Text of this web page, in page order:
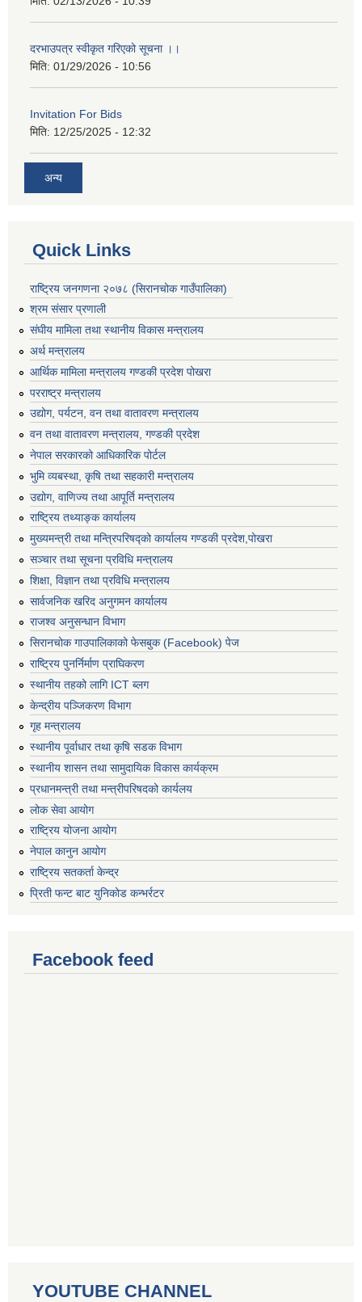
दरभाउपत्र स्वीकृत गरिएको सूचना ।।
मिति: 01/29/2026 - 10:56
Invitation For Bids
मिति: 12/25/2025 - 12:32
अन्य
Quick Links
राष्ट्रिय जनगणना २०७८ (सिरानचोक गाउँपालिका)
श्रम संसार प्रणाली
संघीय मामिला तथा स्थानीय विकास मन्त्रालय
अर्थ मन्त्रालय
आर्थिक मामिला मन्त्रालय गण्डकी प्रदेश पोखरा
परराष्ट्र मन्त्रालय
उद्योग, पर्यटन, वन तथा वातावरण मन्त्रालय
वन तथा वातावरण मन्त्रालय, गण्डकी प्रदेश
नेपाल सरकारको आधिकारिक पोर्टल
भुमि व्यबस्था, कृषि तथा सहकारी मन्त्रालय
उद्योग, वाणिज्य तथा आपूर्ति मन्त्रालय
राष्ट्रिय तथ्याङ्क कार्यालय
मुख्यमन्त्री तथा मन्त्रिपरिषद्को कार्यालय गण्डकी प्रदेश,पोखरा
सञ्‍चार तथा सूचना प्रविधि मन्त्रालय
शिक्षा, विज्ञान तथा प्रविधि मन्त्रालय
सार्वजनिक खरिद अनुगमन कार्यालय
राजश्व अनुसन्धान विभाग
सिरानचोक गाउपालिकाको फेसबुक (Facebook) पेज
राष्ट्रिय पुनर्निर्माण प्राघिकरण
स्थानीय तहको लागि ICT ब्लग
केन्द्रीय पञ्जिकरण विभाग
गृह मन्त्रालय
स्थानीय पूर्वाधार तथा कृषि सडक विभाग
स्थानीय शासन तथा सामुदायिक विकास कार्यक्रम
प्रधानमन्त्री तथा मन्त्रीपरिषदको कार्यलय
लोक सेवा आयोग
राष्ट्रिय योजना आयोग
नेपाल कानुन आयोग
राष्ट्रिय सतकर्ता केन्द्र
प्रिती फन्ट बाट युनिकोड कन्भर्रटर
Facebook feed
YOUTUBE CHANNEL